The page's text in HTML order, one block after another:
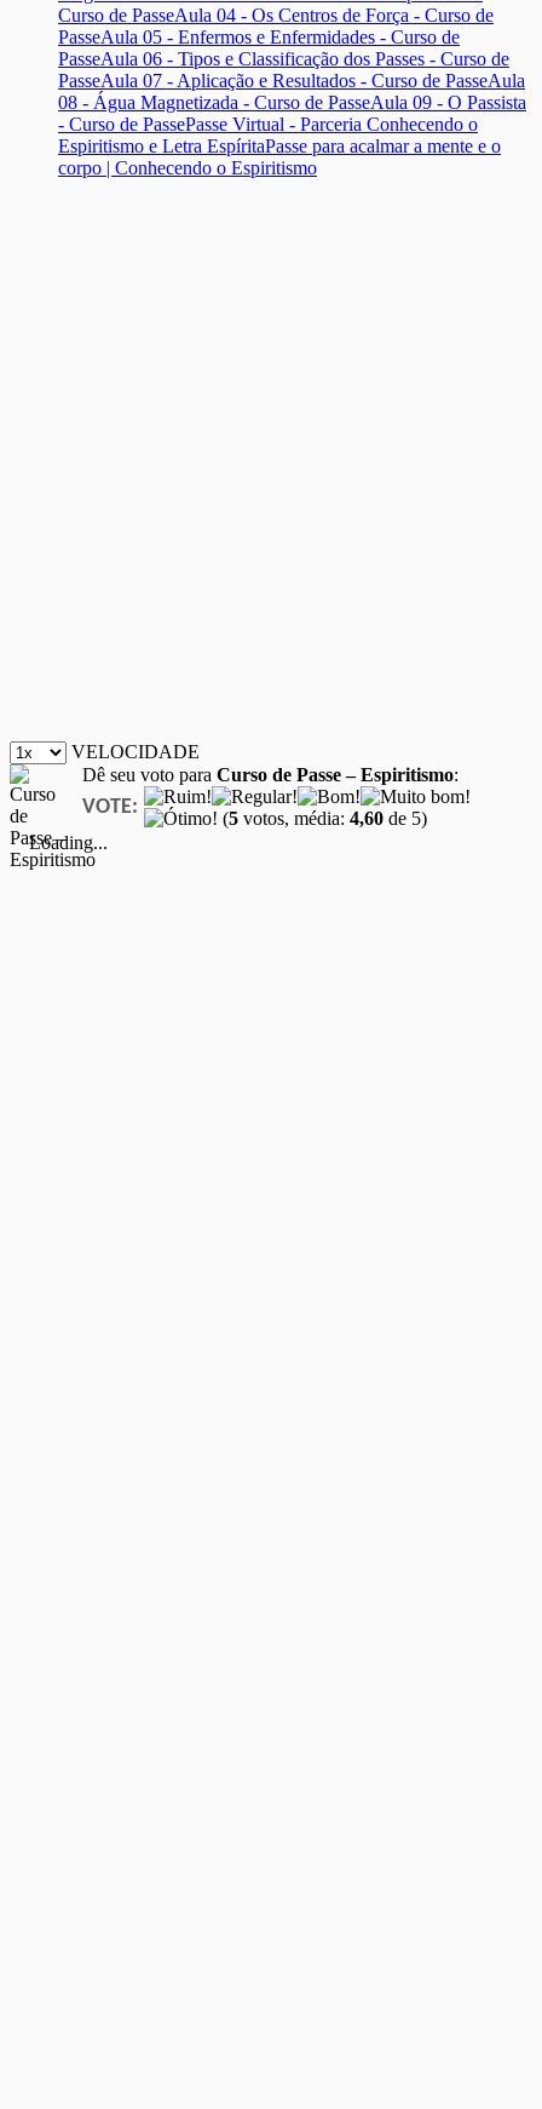
Curso de PasseAula 04 - Os Centros de Força - Curso de
PasseAula 05 - Enfermos e Enfermidades - Curso de
PasseAula 06 - Tipos e Classificação dos Passes - Curso de
PasseAula 07 - Aplicação e Resultados - Curso de PasseAula
08 - Água Magnetizada - Curso de PasseAula 09 - O Passista
- Curso de PassePasse Virtual - Parceria Conhecendo o
Espiritismo e Letra EspíritaPasse para acalmar a mente e o
corpo | Conhecendo o Espiritismo
VELOCIDADE
Dê seu voto para Curso de Passe – Espiritismo:
VOTE: (5 votos, média: 4,60 de 5)
Loading...